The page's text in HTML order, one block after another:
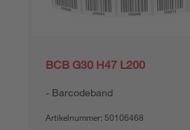
BCB G30 H47 L200
Barcodeband
Artikelnummer: 50106468